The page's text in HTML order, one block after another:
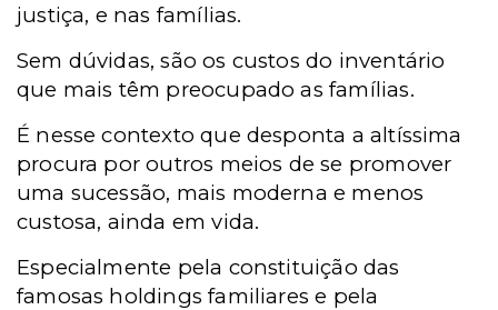
justiça, e nas famílias.
Sem dúvidas, são os custos do inventário
que mais têm preocupado as famílias.
É nesse contexto que desponta a altíssima
procura por outros meios de se promover
uma sucessão, mais moderna e menos
custosa, ainda em vida.
Especialmente pela constituição das
famosas holdings familiares e pela